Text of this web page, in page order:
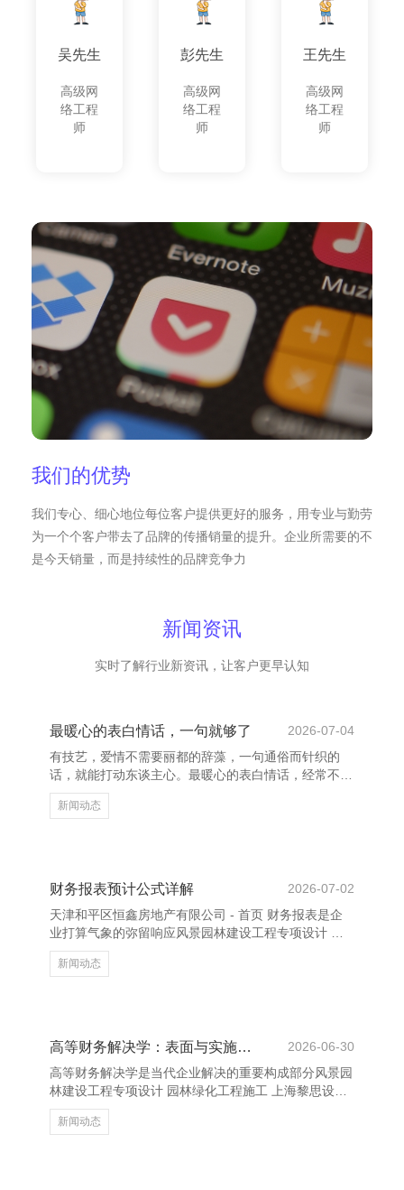
吴先生
高级网
络工程
师
彭先生
高级网
络工程
师
王先生
高级网
络工程
师
我们的优势
我们专心、细心地位每位客户提供更好的服务，用专业与勤劳
为一个个客户带去了品牌的传播销量的提升。企业所需要的不
是今天销量，而是持续性的品牌竞争力
新闻资讯
实时了解行业新资讯，让客户更早认知
最暖心的表白情话，一句就够了
2026-07-04
有技艺，爱情不需要丽都的辞藻，一句通俗而针织的
话，就能打动东谈主心。最暖心的表白情话，经常不是
那些夸张的誓词，而是发自内心的关怀抒发。 “你是我
性射中的光。”这句话或者无为，却蕴含着最深的表
一个春夏秋冬。”这是一句开心，更是一种陪同的开
心。它不单抒发了爱意，还包含了对改日的期待与坚
忍。真实的情话，是让对方感受到你赋闲为他付出、为
他恭候、为他蜕变。 “
新闻动态
财务报表预计公式详解
2026-07-02
天津和平区恒鑫房地产有限公司 - 首页 财务报表是企
业打算气象的弥留响应风景园林建设工程专项设计 园
林绿化工程施工 上海黎思设计有限公司，了解其要害
预计公式有助于更好地分析企业的财务健康气象。常见
通过分析金钱结构和欠债水平，不错判断企业的偿债才
略和本钱结构是否合理。 其次，利润表中的中枢公式
是：**净利润 = 收入 - 成本 - 用度 -
新闻动态
高等财务解决学：表面与实施应用
2026-06-30
高等财务解决学是当代企业解决的重要构成部分风景园
林建设工程专项设计 园林绿化工程施工 上海黎思设计
有限公司，旨在通过科学的财务有规画普及企业价值。
它不仅波及财务表面的潜入推敲，更强调骨子操作中的
新闻动态